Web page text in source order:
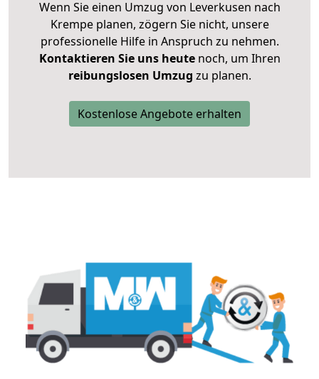
Wenn Sie einen Umzug von Leverkusen nach
Krempe planen, zögern Sie nicht, unsere
professionelle Hilfe in Anspruch zu nehmen.
Kontaktieren Sie uns heutenoch, um Ihren
reibungslosen Umzug zu planen.
Kostenlose Angebote erhalten